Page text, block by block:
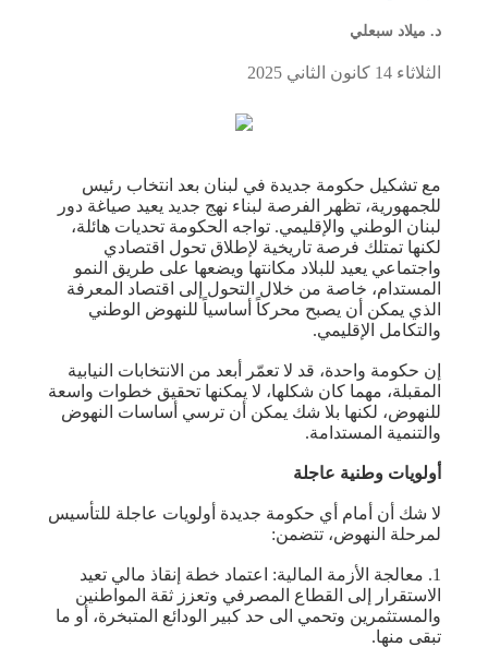
د. ميلاد سبعلي
الثلاثاء 14 كانون الثاني 2025
مع تشكيل حكومة جديدة في لبنان بعد انتخاب رئيس
للجمهورية، تظهر الفرصة لبناء نهج جديد يعيد صياغة دور
لبنان الوطني والإقليمي. تواجه الحكومة تحديات هائلة،
لكنها تمتلك فرصة تاريخية لإطلاق تحول اقتصادي
واجتماعي يعيد للبلاد مكانتها ويضعها على طريق النمو
المستدام، خاصة من خلال التحول إلى اقتصاد المعرفة
الذي يمكن أن يصبح محركاً أساسياً للنهوض الوطني
والتكامل الإقليمي.
إن حكومة واحدة، قد لا تعمّر أبعد من الانتخابات النيابية
المقبلة، مهما كان شكلها، لا يمكنها تحقيق خطوات واسعة
للنهوض، لكنها بلا شك يمكن أن ترسي أساسات النهوض
والتنمية المستدامة.
أولويات وطنية عاجلة
لا شك أن أمام أي حكومة جديدة أولويات عاجلة للتأسيس
لمرحلة النهوض، تتضمن:
1. معالجة الأزمة المالية: اعتماد خطة إنقاذ مالي تعيد
الاستقرار إلى القطاع المصرفي وتعزز ثقة المواطنين
والمستثمرين وتحمي الى حد كبير الودائع المتبخرة، أو ما
تبقى منها.